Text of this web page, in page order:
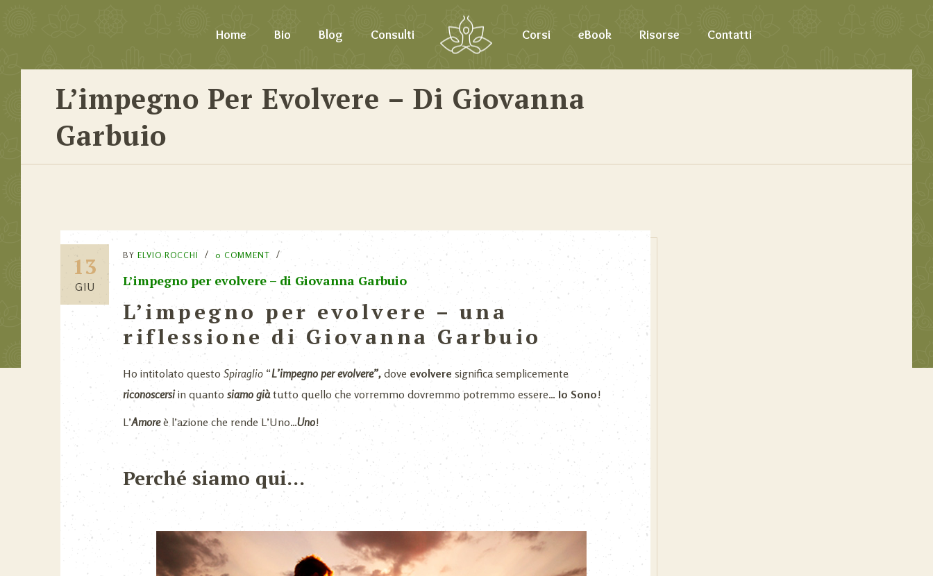
Home Bio Blog Consulti Corsi eBook Risorse Contatti
L’impegno Per Evolvere – Di Giovanna
Garbuio
13
GIU
BY ELVIO ROCCHI 0 COMMENT
L’impegno per evolvere – di Giovanna Garbuio
L’impegno per evolvere – una
riflessione di Giovanna Garbuio
Ho intitolato questo Spiraglio “L’impegno per evolvere”, dove evolvere significa semplicemente
riconoscersiin quanto siamo giàtutto quello che vorremmo dovremmo potremmo essere… Io Sono!
L’Amoreè l’azione che rende L’Uno…Uno!
Perché siamo qui…